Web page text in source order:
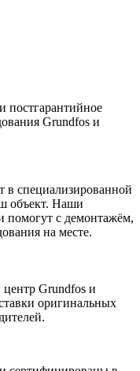
постгарантийное
Grundfos и
в специализированной
объект. Наши
помогут с демонтажём,
на месте.
центр Grundfos и
оригинальных